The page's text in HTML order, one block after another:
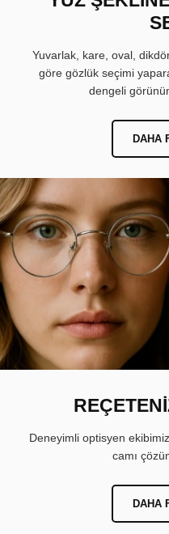
Yuvarlak, kare, oval,
göre gözlük seçimi
dengeli
DAHA
Deneyimli optisyen
camı
DAHA